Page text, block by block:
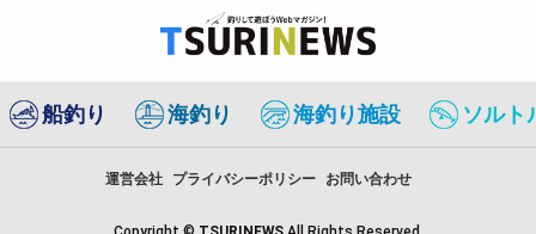
船釣り 海釣り 海釣り施設 ソルト
運営会社 プライバシーポリシー お問い合わせ